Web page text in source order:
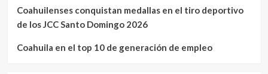
Coahuilenses conquistan medallas en el tiro deportivo
de los JCC Santo Domingo 2026
Coahuila en el top 10 de generación de empleo